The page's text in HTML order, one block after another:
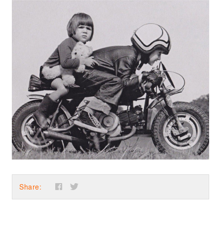
Share: